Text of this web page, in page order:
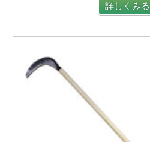
詳しくみる